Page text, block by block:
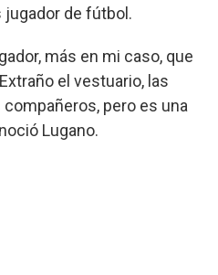
jugador de fútbol.
más en mi caso, que
el vestuario, las
pero es una
Lugano.